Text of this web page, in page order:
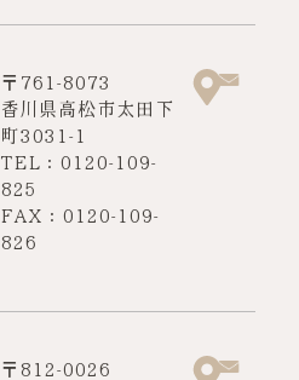
〒761-8073
香川県高松市太田下
町3031-1
TEL：0120-109-
825
FAX：0120-109-
826
〒812-0026